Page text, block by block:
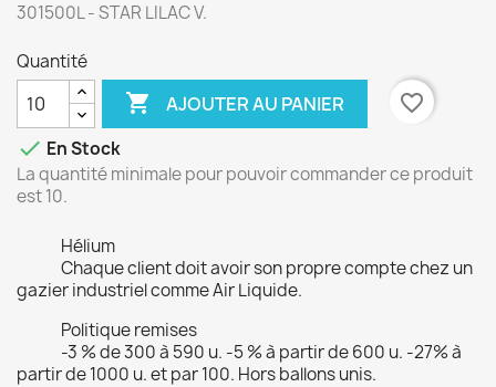
301500L - STAR LILAC V.
Quantité
 AJOUTER AU PANIER
favorite_border
 En Stock
La quantité minimale pour pouvoir commander ce produit
est 10.
Hélium
Chaque client doit avoir son propre compte chez un
gazier industriel comme Air Liquide.
Politique remises
-3 % de 300 à 590 u. -5 % à partir de 600 u. -27% à
partir de 1000 u. et par 100. Hors ballons unis.